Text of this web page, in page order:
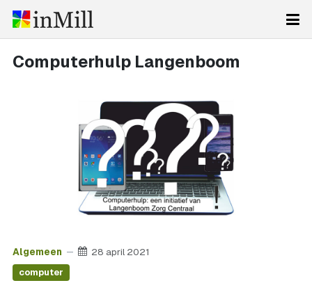
Computerhulp Langenboom
Algemeen 28 april 2021
computer